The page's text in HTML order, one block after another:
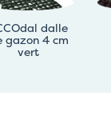
dalle
gazon 4 cm
vert